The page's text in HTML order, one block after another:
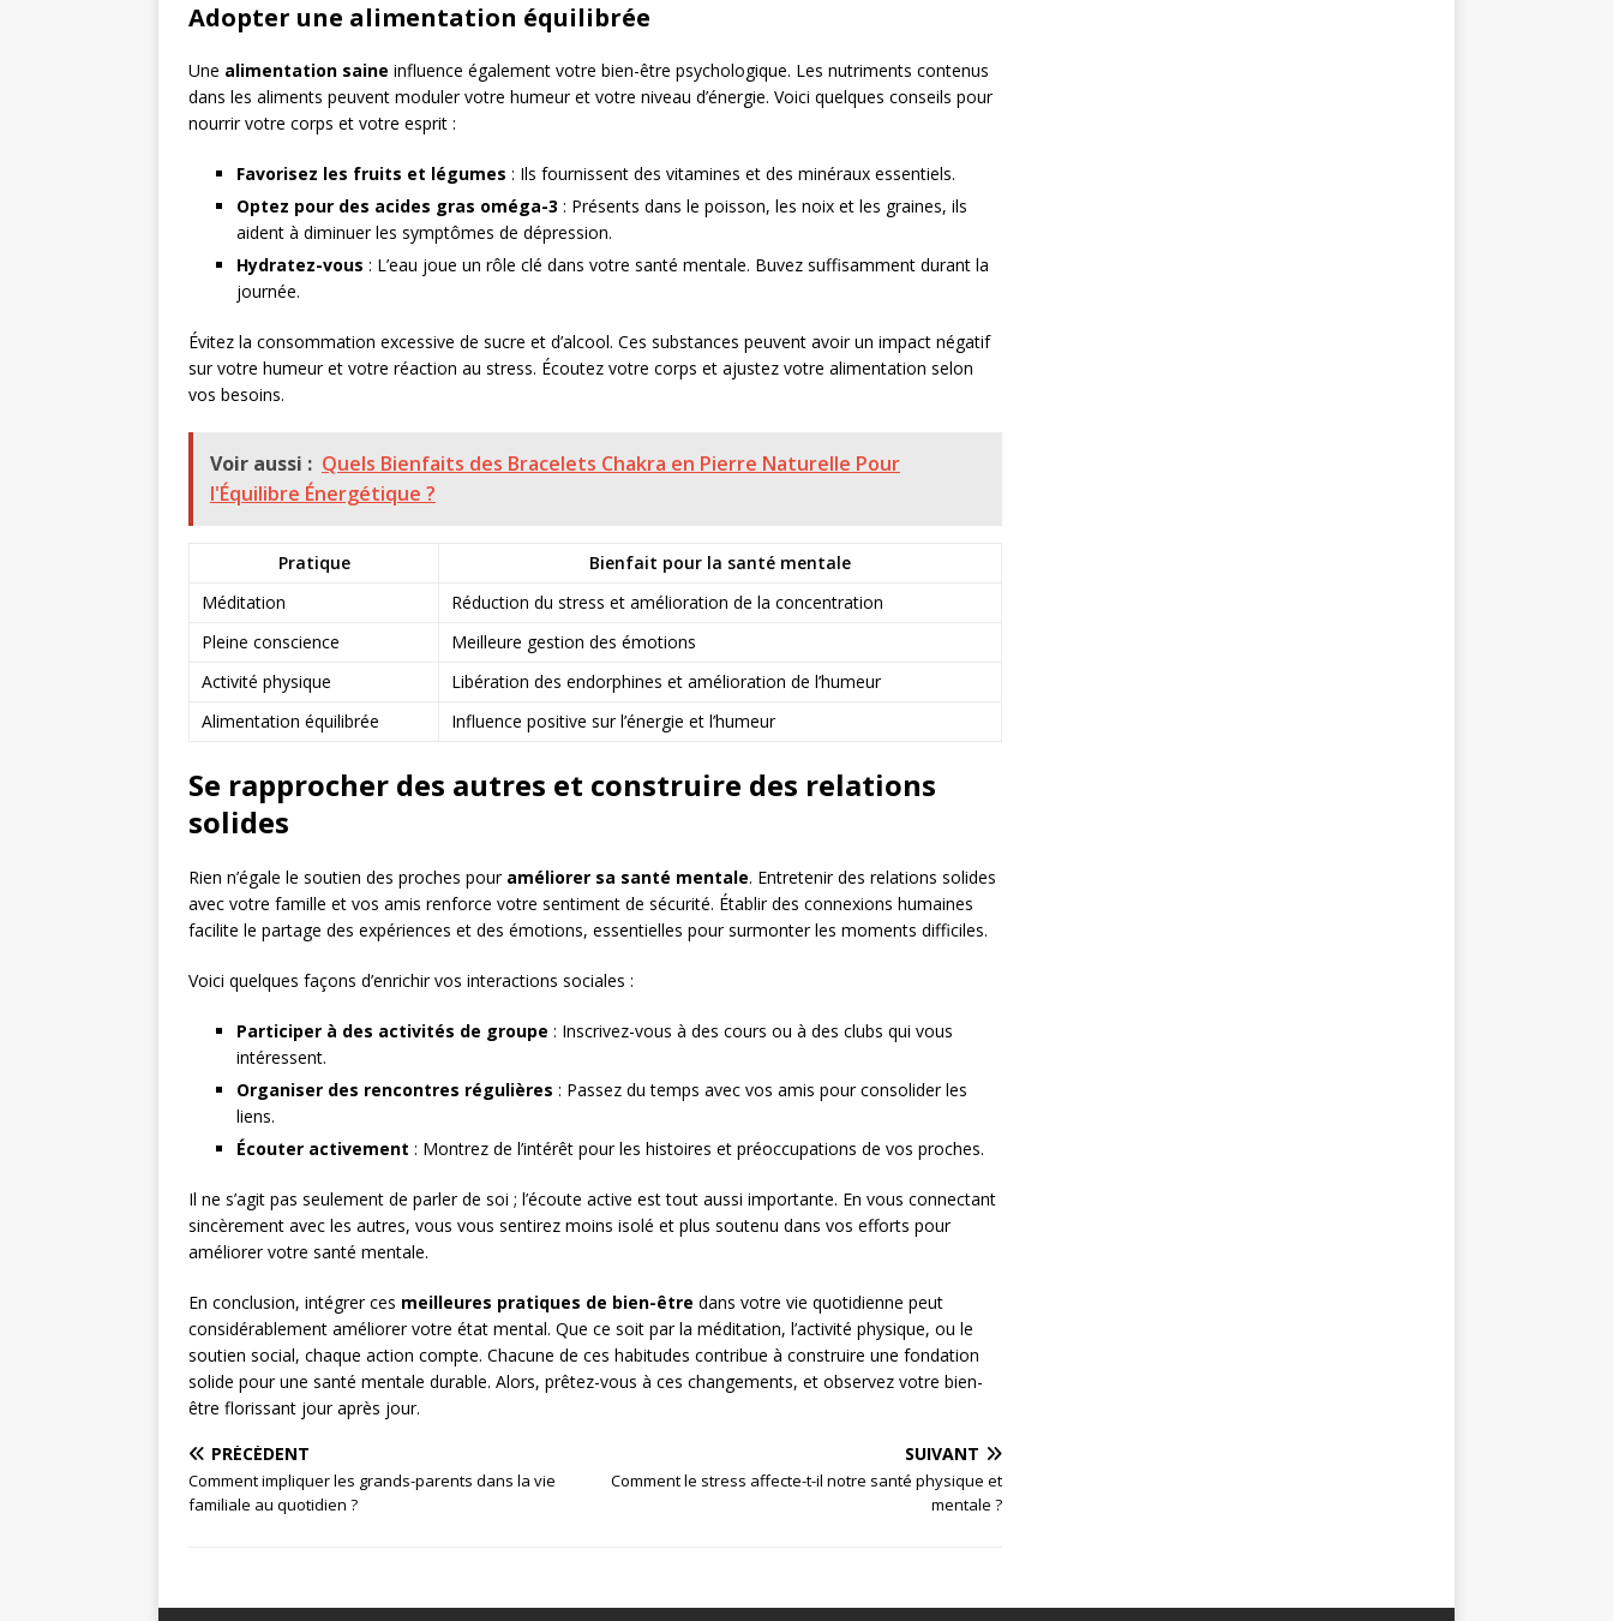
Adopter une alimentation équilibrée
Une alimentation saine influence également votre bien-être psychologique. Les nutriments contenus
dans les aliments peuvent moduler votre humeur et votre niveau d’énergie. Voici quelques conseils pour
nourrir votre corps et votre esprit :
Favorisez les fruits et légumes : Ils fournissent des vitamines et des minéraux essentiels.
Optez pour des acides gras oméga-3 : Présents dans le poisson, les noix et les graines, ils
aident à diminuer les symptômes de dépression.
Hydratez-vous : L’eau joue un rôle clé dans votre santé mentale. Buvez suffisamment durant la
journée.
Évitez la consommation excessive de sucre et d’alcool. Ces substances peuvent avoir un impact négatif
sur votre humeur et votre réaction au stress. Écoutez votre corps et ajustez votre alimentation selon
vos besoins.
Voir aussi : Quels Bienfaits des Bracelets Chakra en Pierre Naturelle Pour
l'Équilibre Énergétique ?
Pratique
Bienfait pour la santé mentale
Méditation
Réduction du stress et amélioration de la concentration
Pleine conscience
Meilleure gestion des émotions
Activité physique
Libération des endorphines et amélioration de l’humeur
Alimentation équilibrée
Influence positive sur l’énergie et l’humeur
Se rapprocher des autres et construire des relations
solides
Rien n’égale le soutien des proches pour améliorer sa santé mentale. Entretenir des relations solides
avec votre famille et vos amis renforce votre sentiment de sécurité. Établir des connexions humaines
facilite le partage des expériences et des émotions, essentielles pour surmonter les moments difficiles.
Voici quelques façons d’enrichir vos interactions sociales :
Participer à des activités de groupe : Inscrivez-vous à des cours ou à des clubs qui vous
intéressent.
Organiser des rencontres régulières : Passez du temps avec vos amis pour consolider les
liens.
Écouter activement : Montrez de l’intérêt pour les histoires et préoccupations de vos proches.
Il ne s’agit pas seulement de parler de soi ; l’écoute active est tout aussi importante. En vous connectant
sincèrement avec les autres, vous vous sentirez moins isolé et plus soutenu dans vos efforts pour
améliorer votre santé mentale.
En conclusion, intégrer ces meilleures pratiques de bien-être dans votre vie quotidienne peut
considérablement améliorer votre état mental. Que ce soit par la méditation, l’activité physique, ou le
soutien social, chaque action compte. Chacune de ces habitudes contribue à construire une fondation
solide pour une santé mentale durable. Alors, prêtez-vous à ces changements, et observez votre bien-
être florissant jour après jour.
PRÉCÉDENT
Comment impliquer les grands-parents dans la vie
familiale au quotidien ?
SUIVANT
Comment le stress affecte-t-il notre santé physique et
mentale ?